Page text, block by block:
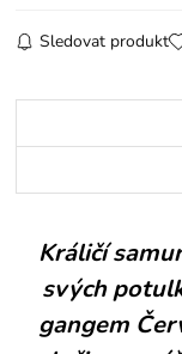
Sledovat produkt
Králičí
svých
gangem